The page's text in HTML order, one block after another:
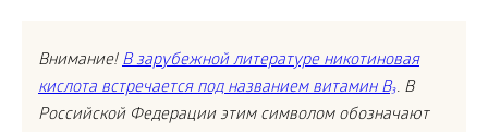
Внимание!В зарубежной литературе никотиновая
кислота встречается под названием витамин B₃. В
Российской Федерации этим символом обозначают